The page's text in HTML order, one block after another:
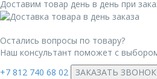
Доставим товар день в день при
Остались вопросы по товару?
Наш консультант поможет с
+7 812 740 68 02
ЗАКАЗАТЬ ЗВОНОК